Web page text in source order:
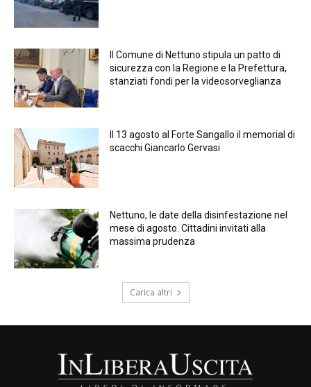
Il Comune di Nettuno stipula un patto di
sicurezza con la Regione e la Prefettura,
stanziati fondi per la videosorveglianza
Il 13 agosto al Forte Sangallo il memorial di
scacchi Giancarlo Gervasi
Nettuno, le date della disinfestazione nel
mese di agosto. Cittadini invitati alla
massima prudenza
Carica altri